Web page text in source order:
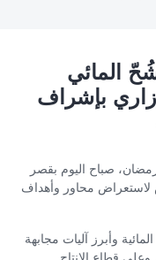
المائي
بإشراف
صباح اليوم بقصر
محاور وأهداف
وأبرز آليات مجابهة